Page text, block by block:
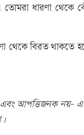
তোমরা ধারণা
থেকে বিরত থাকতে
আপত্তিজনক নয়-